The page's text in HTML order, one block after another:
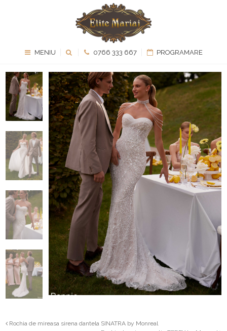
MENIU 0766 333 667 PROGRAMARE
Rochia de mireasa sirena dantela SINATRA by Monreal